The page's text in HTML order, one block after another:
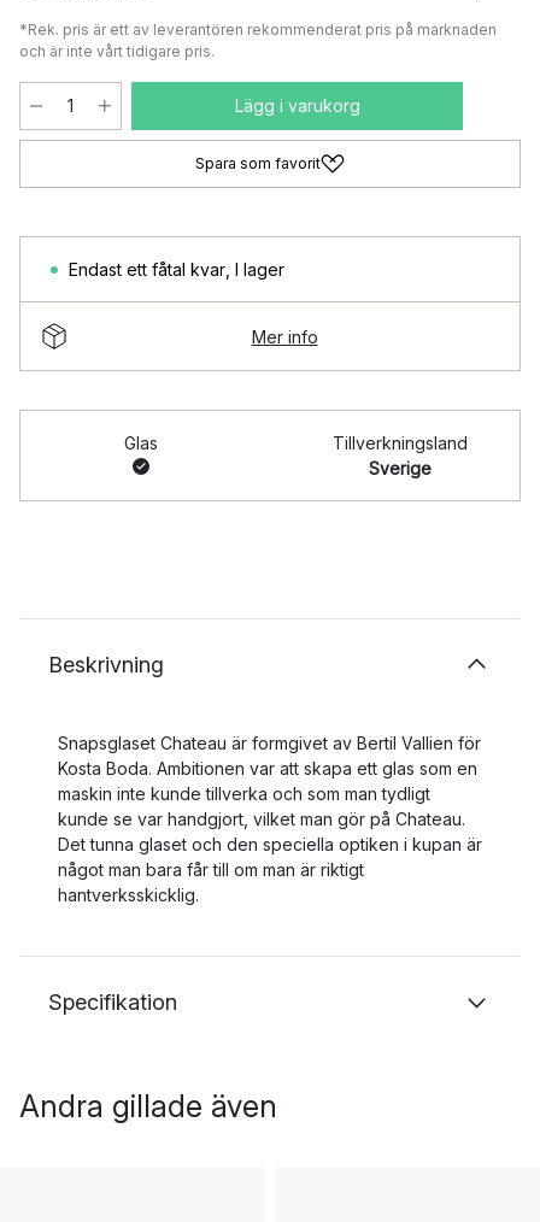
*Rek. pris är ett av leverantören rekommenderat pris på marknaden
och är inte vårt tidigare pris.
Lägg i varukorg
Spara som favorit
Endast ett fåtal kvar I lager
Mer info
Glas
Tillverkningsland
Sverige
Beskrivning
Snapsglaset Chateau är formgivet av Bertil Vallien för
Kosta Boda. Ambitionen var att skapa ett glas som en
maskin inte kunde tillverka och som man tydligt
kunde se var handgjort, vilket man gör på Chateau.
Det tunna glaset och den speciella optiken i kupan är
något man bara får till om man är riktigt
hantverksskicklig.
Specifikation
Andra gillade även